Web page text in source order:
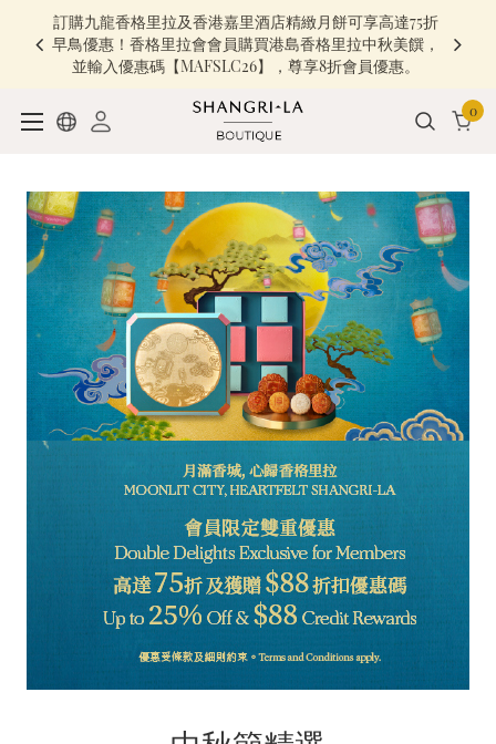
訂購九龍香格里拉及香港嘉里酒店精緻月餅可享高達75折
早鳥優惠！香格里拉會會員購買港島香格里拉中秋美饌，
並輸入優惠碼【MAFSLC26】，尊享8折會員優惠。
0